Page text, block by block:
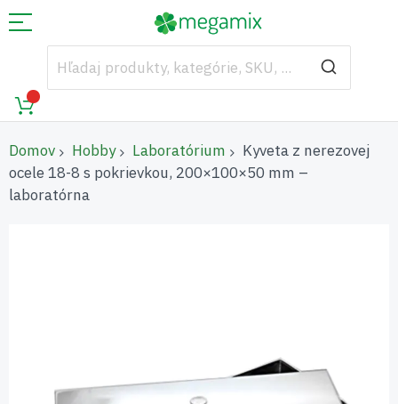
Domov Hobby Laboratórium
Kyveta z nerezovej
ocele 18-8 s pokrievkou, 200×100×50 mm –
laboratórna